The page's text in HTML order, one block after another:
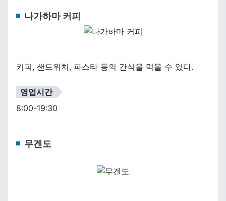
나가하마 커피
커피, 샌드위치, 파스타 등의 간식을 먹을 수 있다.
영업시간
8:00-19:30
무겐도